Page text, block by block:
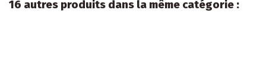
16 autres produits dans la même catégorie :